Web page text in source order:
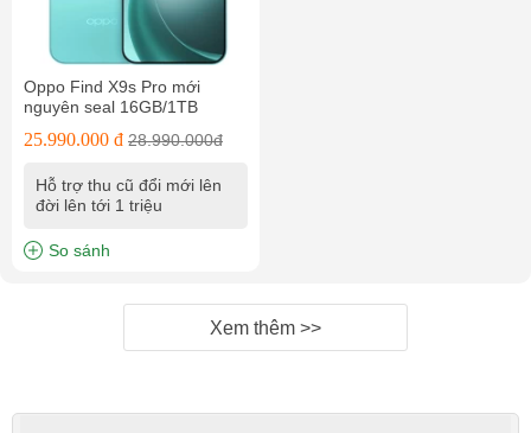
Oppo Find X9s Pro mới
nguyên seal 16GB/1TB
25.990.000 đ 28.990.000đ
Hỗ trợ thu cũ đổi mới lên
đời lên tới 1 triệu
So sánh
Xem thêm >>